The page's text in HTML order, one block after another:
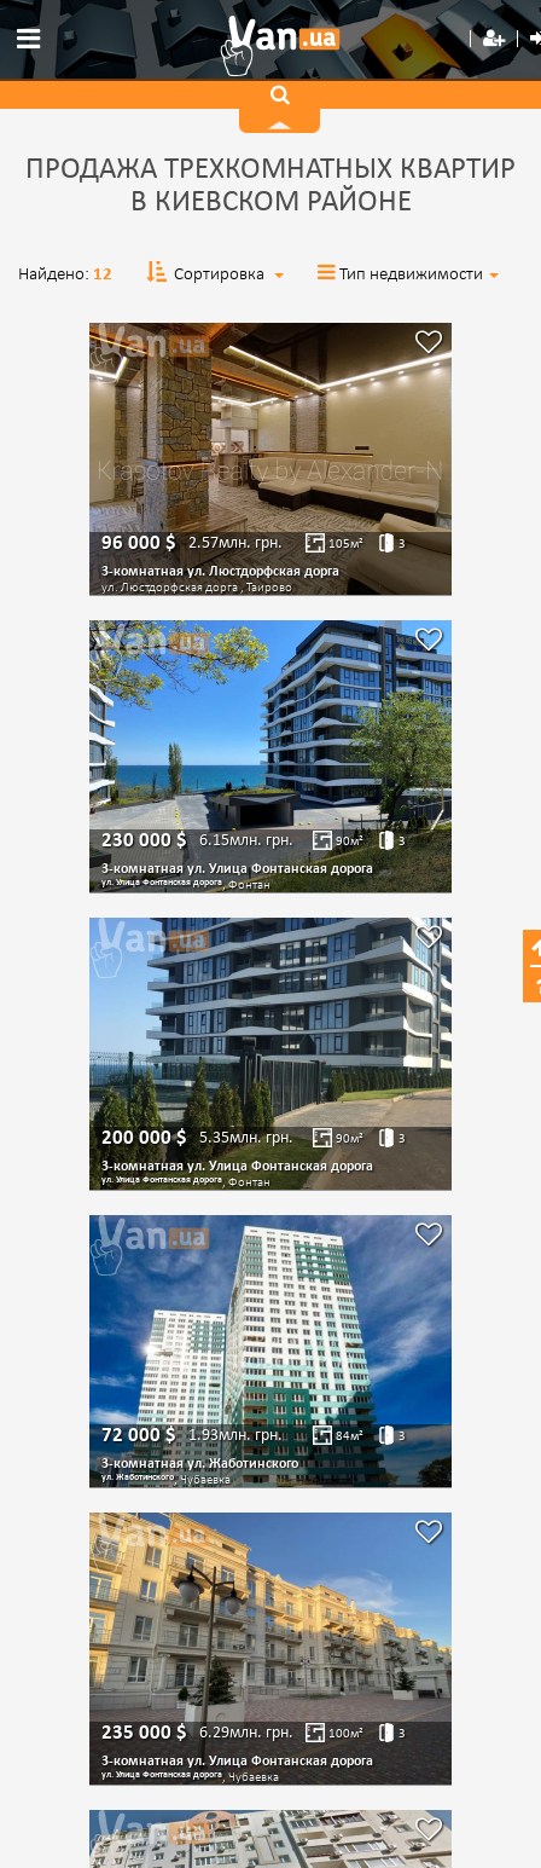
ПРОДАЖА ТРЕХКОМНАТНЫХ КВАРТИР
В КИЕВСКОМ РАЙОНЕ
Найдено: 12 Сортировка Тип недвижимости
96 000 $ 2.57млн.грн. 105м² 3
3-комнатная ул. Люстдорфская дорга
ул. Люстдорфская дорга , Таирово
230 000$ 6.15млн. грн. 90м² 3
3-комнатная ул. Улица Фонтанская дорога
ул. Улица Фонтанская дорога, Фонтан
200 000$ 5.35млн.грн. 90м² 3
3-комнатная ул. Улица Фонтанская дорога
ул. Улица Фонтанская дорога, Фонтан
72 000$ 1.93млн.грн. 84м² 3
3-комнатная ул. Жаботинского
ул. Жаботинского, Чубаевка
235 000 $ 6.29млн. грн. 100м² 3
3-комнатная ул. Улица Фонтанская дорога
ул. Улица Фонтанская дорога, Чубаевка